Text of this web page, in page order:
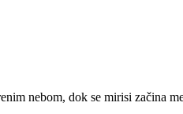
nebom, dok se mirisi začina